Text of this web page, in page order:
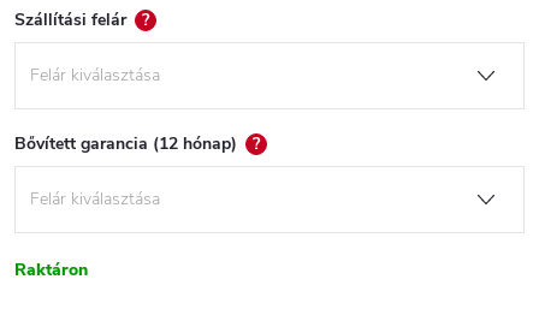
Szállítási felár ?
Bővített garancia (12 hónap) ?
Raktáron